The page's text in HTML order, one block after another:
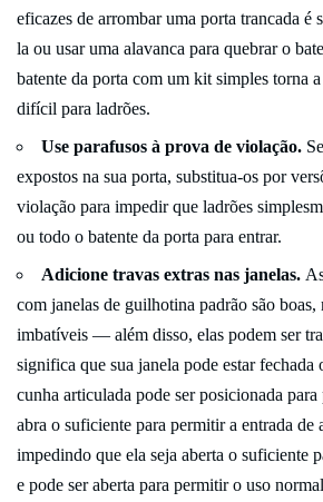
eficazes de arrombar uma porta trancada é
la ou usar uma alavanca para quebrar o
batente da porta com um kit simples torna
difícil para ladrões.
Use parafusos à prova de violação.
expostos na sua porta, substitua-os por
violação para impedir que ladrões
ou todo o batente da porta para entrar.
Adicione travas extras nas janelas.
com janelas de guilhotina padrão são boas,
imbatíveis — além disso, elas podem ser
significa que sua janela pode estar fechada
cunha articulada pode ser posicionada
abra o suficiente para permitir a entrada de
impedindo que ela seja aberta o suficiente
e pode ser aberta para permitir o uso